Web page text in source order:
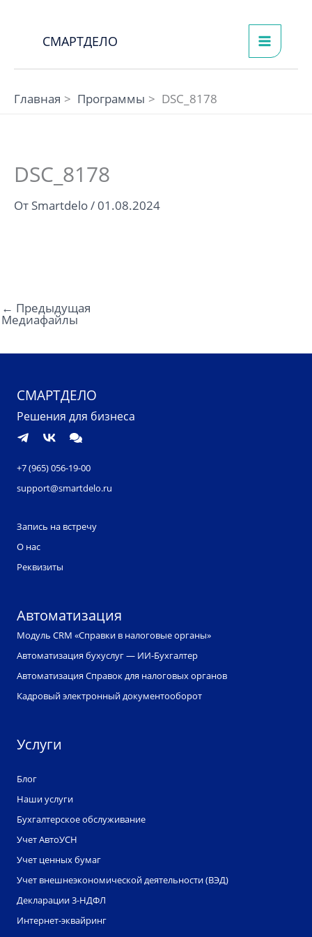
содержимому
СМАРТДЕЛО
Главная Программы DSC_8178
DSC_8178
От Smartdelo/01.08.2024
← Предыдущая
Медиафайлы
СМАРТДЕЛО
Решения для бизнеса
+7 (965) 056-19-00
support@smartdelo.ru
Запись на встречу
О нас
Реквизиты
Автоматизация
Модуль CRM «Справки в налоговые органы»
Автоматизация бухуслуг — ИИ-Бухгалтер
Автоматизация Справок для налоговых органов
Кадровый электронный документооборот
Услуги
Блог
Наши услуги
Бухгалтерское обслуживание
Учет АвтоУСН
Учет ценных бумаг
Учет внешнеэкономической деятельности (ВЭД)
Декларации 3-НДФЛ
Интернет-эквайринг